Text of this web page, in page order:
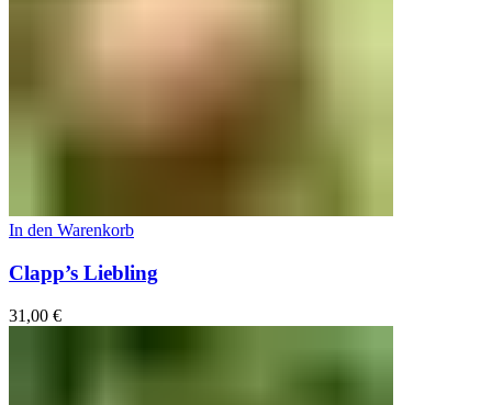
In den Warenkorb
Clapp’s Liebling
31,00 €